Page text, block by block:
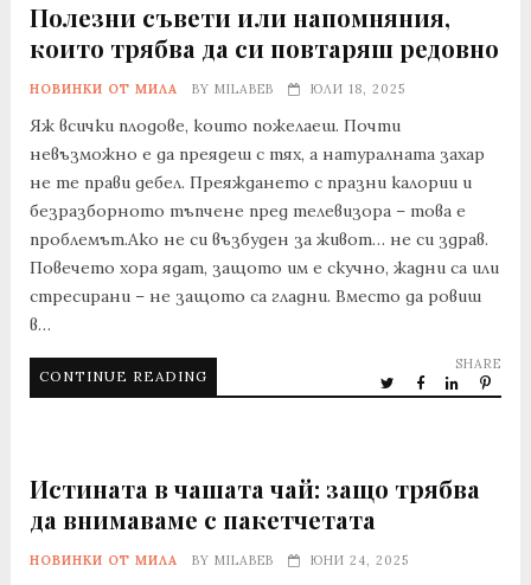
Полезни съвети или напомняния,
които трябва да си повтаряш редовно
НОВИНКИ ОТ МИЛА BY MILABEB ЮЛИ 18, 2025
Яж всички плодове, които пожелаеш. Почти
невъзможно е да преядеш с тях, а натуралната захар
не те прави дебел. Преяждането с празни калории и
безразборното тъпчене пред телевизора – това е
проблемът.Ако не си възбуден за живот… не си здрав.
Повечето хора ядат, защото им е скучно, жадни са или
стресирани – не защото са гладни. Вместо да ровиш
в…
CONTINUE READING
SHARE
Истината в чашата чай: защо трябва
да внимаваме с пакетчетата
НОВИНКИ ОТ МИЛА BY MILABEB ЮНИ 24, 2025